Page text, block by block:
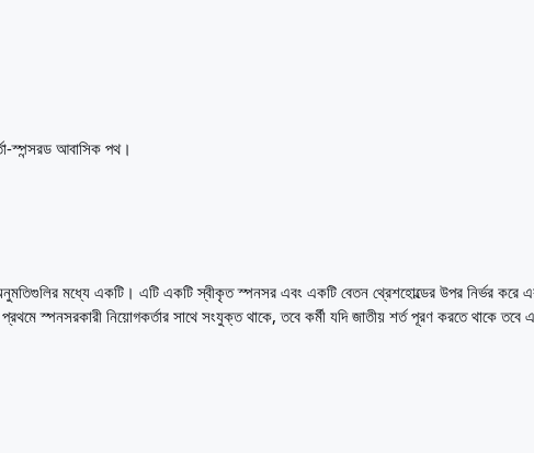
স্পন্সরড আবাসিক পথ।
মধ্যে একটি। এটি একটি স্বীকৃত স্পনসর এবং একটি বেতন থ্রেশহোল্ডের উপর নির্ভর করে
নিয়োগকর্তার সাথে সংযুক্ত থাকে, তবে কর্মী যদি জাতীয় শর্ত পূরণ করতে থাকে তবে এটি